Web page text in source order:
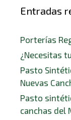
Entradas
Porterías
¿Necesitas
Pasto
Nuevas
Pasto
canchas del